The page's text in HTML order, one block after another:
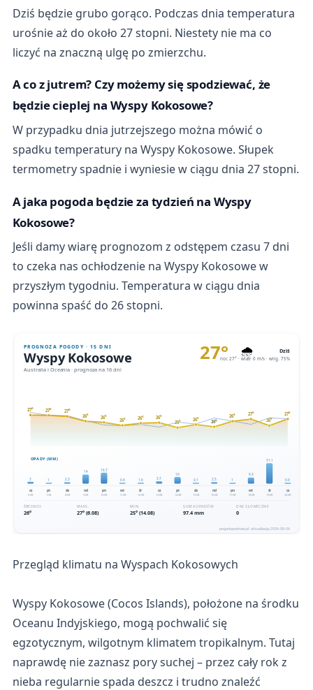
Dziś będzie grubo gorąco. Podczas dnia temperatura
urośnie aż do około 27 stopni. Niestety nie ma co
liczyć na znaczną ulgę po zmierzchu.
A co z jutrem? Czy możemy się spodziewać, że
będzie cieplej na Wyspy Kokosowe?
W przypadku dnia jutrzejszego można mówić o
spadku temperatury na Wyspy Kokosowe. Słupek
termometry spadnie i wyniesie w ciągu dnia 27 stopni.
A jaka pogoda będzie za tydzień na Wyspy
Kokosowe?
Jeśli damy wiarę prognozom z odstępem czasu 7 dni
to czeka nas ochłodzenie na Wyspy Kokosowe w
przyszłym tygodniu. Temperatura w ciągu dnia
powinna spaść do 26 stopni.
Przegląd klimatu na Wyspach Kokosowych
Wyspy Kokosowe (Cocos Islands), położone na środku
Oceanu Indyjskiego, mogą pochwalić się
egzotycznym, wilgotnym klimatem tropikalnym. Tutaj
naprawdę nie zaznasz pory suchej – przez cały rok z
nieba regularnie spada deszcz i trudno znaleźć